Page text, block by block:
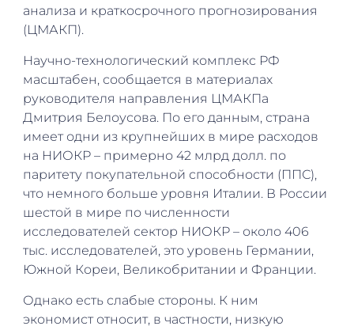
анализа и краткосрочного прогнозирования
(ЦМАКП).
Научно-технологический комплекс РФ
масштабен, сообщается в материалах
руководителя направления ЦМАКПа
Дмитрия Белоусова. По его данным, страна
имеет одни из крупнейших в мире расходов
на НИОКР – примерно 42 млрд долл. по
паритету покупательной способности (ППС),
что немного больше уровня Италии. В России
шестой в мире по численности
исследователей сектор НИОКР – около 406
тыс. исследователей, это уровень Германии,
Южной Кореи, Великобритании и Франции.
Однако есть слабые стороны. К ним
экономист относит, в частности, низкую